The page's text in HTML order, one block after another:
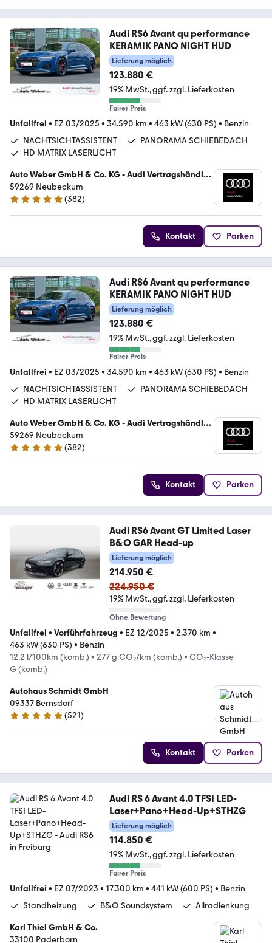
Audi RS6 Avant qu performance
KERAMIK PANO NIGHT HUD
Lieferung möglich
123.880 €
19% MwSt. ggf. zzgl. Lieferkosten
Fairer Preis
Unfallfrei • EZ 03/2025 • 34.590 km • 463 kW (630 PS) • Benzin
NACHTSICHTASSISTENT
PANORAMA SCHIEBEDACH
HD MATRIX LASERLICHT
Auto Weber GmbH & Co. KG - Audi Vertragshändler
/ VW Service
59269 Neubeckum
4.9 Sterne
(382)
Kontakt Parken
Audi RS6 Avant qu performance
KERAMIK PANO NIGHT HUD
Lieferung möglich
123.880 €
19% MwSt. ggf. zzgl. Lieferkosten
Fairer Preis
Unfallfrei • EZ 03/2025 • 34.590 km • 463 kW (630 PS) • Benzin
NACHTSICHTASSISTENT
PANORAMA SCHIEBEDACH
HD MATRIX LASERLICHT
Auto Weber GmbH & Co. KG - Audi Vertragshändler
/ VW Service
59269 Neubeckum
4.9 Sterne
(382)
Kontakt Parken
Audi RS6 Avant GT Limited Laser
B&O GAR Head-up
Lieferung möglich
214.950 €
224.950 €
19% MwSt. ggf. zzgl. Lieferkosten
Ohne Bewertung
Unfallfrei • Vorführfahrzeug • EZ 12/2025 • 2.370 km •
463 kW (630 PS) • Benzin
12,2 l/100km (komb.) • 277 g CO₂/km (komb.) • CO₂-Klasse
G (komb.)
Autohaus Schmidt GmbH
09337 Bernsdorf
4.9 Sterne
(521)
Kontakt Parken
Audi RS 6 Avant 4.0 TFSI LED-
Laser+Pano+Head-Up+STHZG
Lieferung möglich
114.850 €
19% MwSt. ggf. zzgl. Lieferkosten
Fairer Preis
Unfallfrei • EZ 07/2023 • 17.300 km • 441 kW (600 PS) • Benzin
Standheizung
B&O Soundsystem Allradlenkung
Karl Thiel GmbH & Co.
33100 Paderborn